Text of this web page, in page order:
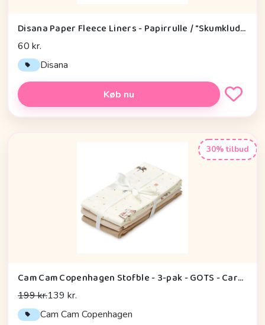
Disana Paper Fleece Liners - Papirrulle / "Skumklude" - 100 Stk.
60 kr.
Disana
Køb nu
30% tilbud
Cam Cam Copenhagen Stofble - 3-pak - GOTS - Carousel
199 kr.139 kr.
Cam Cam Copenhagen